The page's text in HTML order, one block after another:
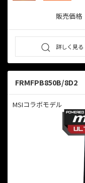
販売価格
詳しく見る
FRMFPB850B/8D2
MSIコラボモデル